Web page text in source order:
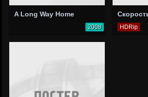
A Long Way Home
2008 HDRip